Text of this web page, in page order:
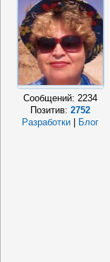
Сообщений: 2234
Позитив: 2752
Разработки
Блог